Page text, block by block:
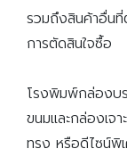
รวมถึงสินค้าอื่นที่
การตัดสินใจซื้อ
โรงพิมพ์กล่องบ
ขนมและกล่องเจ
ทรง หรือดีไซน์พิ